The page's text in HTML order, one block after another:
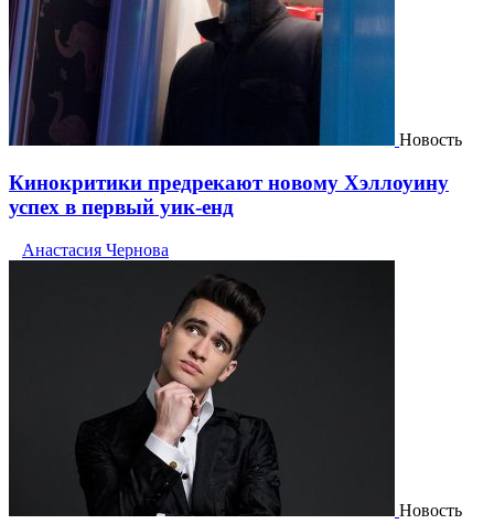
Новость
Кинокритики предрекают новому Хэллоуину
успех в первый уик-енд
Анастасия Чернова
Новость